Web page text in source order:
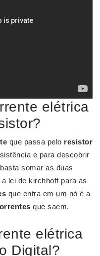
elétrica
que passa pelo resistor
e para descobrir
somar as duas
lei de kirchhoff para as
que entra em um nó é a
que saem.
elétrica
Digital?